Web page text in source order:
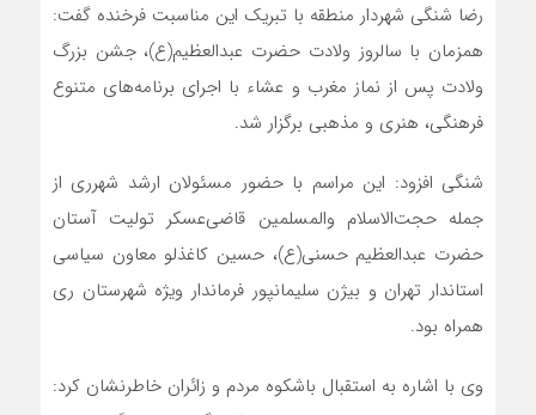
رضا شنگی شهردار منطقه با تبریک این مناسبت فرخنده گفت:
همزمان با سالروز ولادت حضرت عبدالعظیم(ع)، جشن بزرگ
ولادت پس از نماز مغرب و عشاء با اجرای برنامه‌های متنوع
فرهنگی، هنری و مذهبی برگزار شد.
شنگی افزود: این مراسم با حضور مسئولان ارشد شهرری از
جمله حجت‌الاسلام والمسلمین قاضی‌عسکر تولیت آستان
حضرت عبدالعظیم حسنی(ع)، حسین کاغذلو معاون سیاسی
استاندار تهران و بیژن سلیمانپور فرماندار ویژه شهرستان ری
همراه بود.
وی با اشاره به استقبال باشکوه مردم و زائران خاطرنشان کرد: